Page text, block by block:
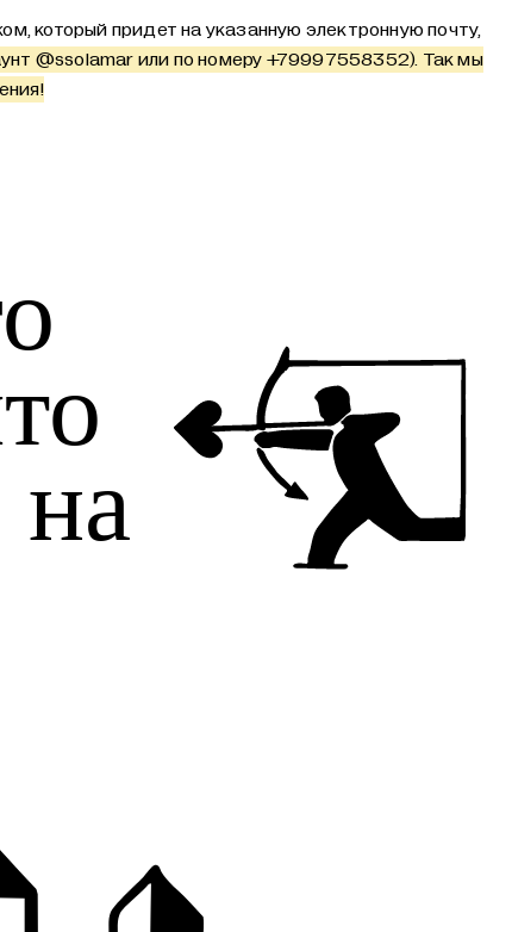
который придет на указанную электронную почту,
@ssolamarили по номеру +79997558352). Так мы